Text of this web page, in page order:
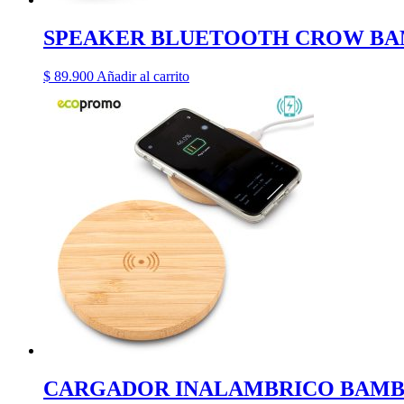
SPEAKER BLUETOOTH CROW
$ 89.900 Añadir al carrito
CARGADOR INALAMBRICO